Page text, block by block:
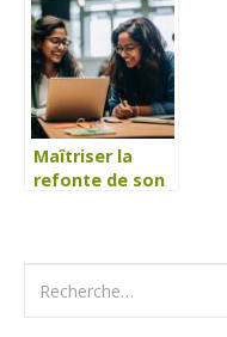
la création d’un
site internet ?
Maîtriser la
refonte de son